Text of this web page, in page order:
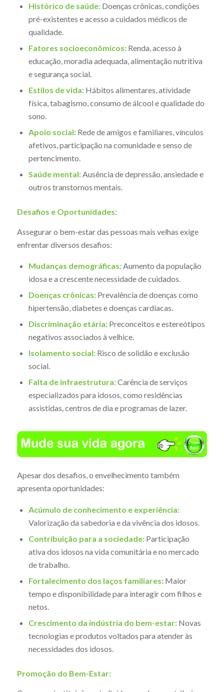
Histórico de saúde:Doenças crônicas, condições
pré-existentes e acesso a cuidados médicos de
qualidade.
Fatores socioeconômicos:Renda, acesso à
educação, moradia adequada, alimentação nutritiva
e segurança social.
Estilos de vida:Hábitos alimentares, atividade
física, tabagismo, consumo de álcool e qualidade do
sono.
Apoio social:Rede de amigos e familiares, vínculos
afetivos, participação na comunidade e senso de
pertencimento.
Saúde mental:Ausência de depressão, ansiedade e
outros transtornos mentais.
Desafios e Oportunidades:
Assegurar o bem-estar das pessoas mais velhas exige
enfrentar diversos desafios:
Mudanças demográficas:Aumento da população
idosa e a crescente necessidade de cuidados.
Doenças crônicas:Prevalência de doenças como
hipertensão, diabetes e doenças cardíacas.
Discriminação etária:Preconceitos e estereótipos
negativos associados à velhice.
Isolamento social:Risco de solidão e exclusão
social.
Falta de infraestrutura:Carência de serviços
especializados para idosos, como residências
assistidas, centros de dia e programas de lazer.
Apesar dos desafios, o envelhecimento também
apresenta oportunidades:
Acúmulo de conhecimento e experiência:
Valorização da sabedoria e da vivência dos idosos.
Contribuição para a sociedade:Participação
ativa dos idosos na vida comunitária e no mercado
de trabalho.
Fortalecimento dos laços familiares:Maior
tempo e disponibilidade para interagir com filhos e
netos.
Crescimento da indústria do bem-estar:Novas
tecnologias e produtos voltados para atender às
necessidades dos idosos.
Promoção do Bem-Estar: